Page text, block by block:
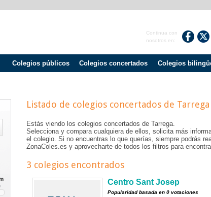
Continua con
nosotros en:
Colegios públicos Colegios concertados Colegios
Listado de colegios concertados de Tarrega
Estás viendo los colegios concertados de Tarrega.
Selecciona y compara cualquiera de ellos, solicita más
el colegio. Si no encuentras lo que querías, siempre podrás
ZonaColes.es y aprovecharte de todos los filtros para
3 colegios encontrados
Centro Sant Josep
Popularidad basada en 0 votaciones